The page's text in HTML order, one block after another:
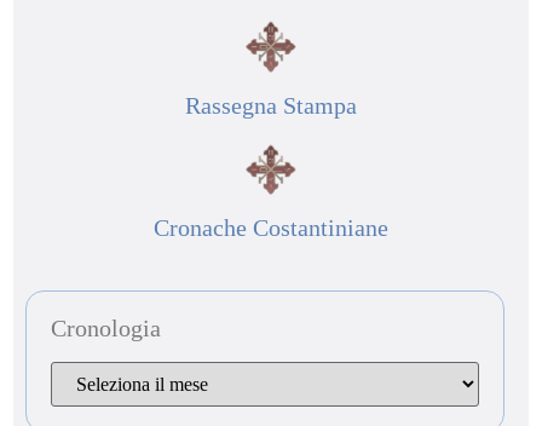
Rassegna Stampa
Cronache Costantiniane
Cronologia